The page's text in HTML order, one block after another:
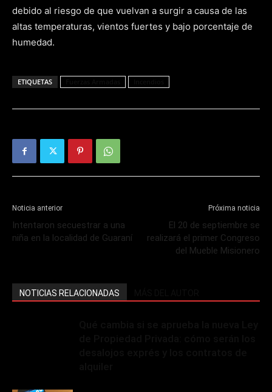
debido al riesgo de que vuelvan a surgir a causa de las
altas temperaturas, vientos fuertes y bajo porcentaje de
humedad.
ETIQUETAS
Noticia anterior
Intentaron secuestrar a una
niña en la localidad de Guaraní
Próxima noticia
El 20 de septiembre se
realizará el primer Congreso
del Mueble Misionero
NOTICIAS RELACIONADAS